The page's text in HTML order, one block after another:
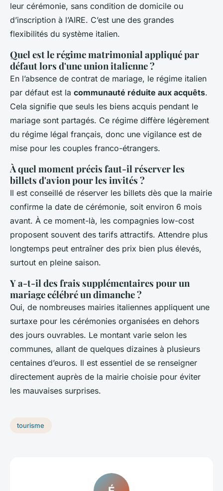
leur cérémonie, sans condition de domicile ou
d’inscription à l’AIRE. C’est une des grandes
flexibilités du système italien.
Quel est le régime matrimonial appliqué par
défaut lors d'une union italienne ?
En l’absence de contrat de mariage, le régime italien
par défaut est la communauté réduite aux acquêts.
Cela signifie que seuls les biens acquis pendant le
mariage sont partagés. Ce régime diffère légèrement
du régime légal français, donc une vigilance est de
mise pour les couples franco-étrangers.
À quel moment précis faut-il réserver les
billets d'avion pour les invités ?
Il est conseillé de réserver les billets dès que la mairie
confirme la date de cérémonie, soit environ 6 mois
avant. À ce moment-là, les compagnies low-cost
proposent souvent des tarifs attractifs. Attendre plus
longtemps peut entraîner des prix bien plus élevés,
surtout en pleine saison.
Y a-t-il des frais supplémentaires pour un
mariage célébré un dimanche ?
Oui, de nombreuses mairies italiennes appliquent une
surtaxe pour les cérémonies organisées en dehors
des jours ouvrables. Le montant varie selon les
communes, allant de quelques dizaines à plusieurs
centaines d’euros. Il est essentiel de se renseigner
directement auprès de la mairie choisie pour éviter
les mauvaises surprises.
tourisme